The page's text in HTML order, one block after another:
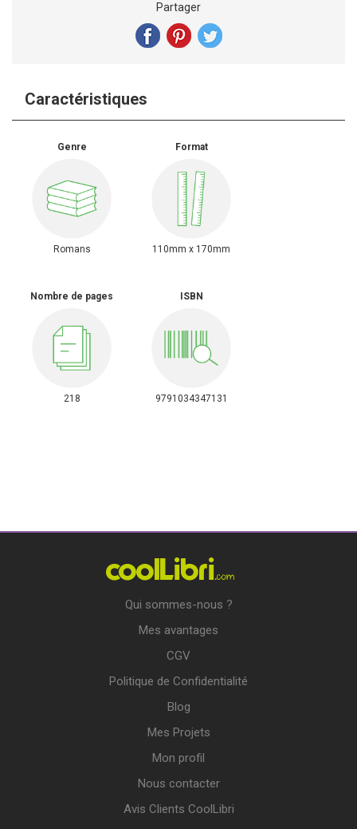
Partager
Caractéristiques
Genre
Romans
Format
110mm x 170mm
Nombre de pages
218
ISBN
9791034347131
Qui sommes-nous ?
Mes avantages
CGV
Politique de Confidentialité
Blog
Mes Projets
Mon profil
Nous contacter
Avis Clients CoolLibri